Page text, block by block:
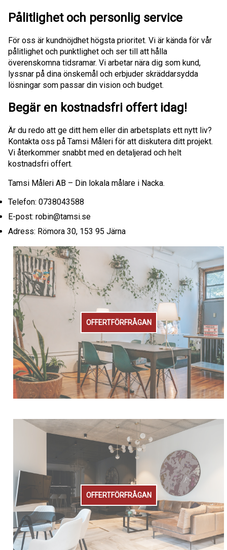
Pålitlighet och personlig service
För oss är kundnöjdhet högsta prioritet. Vi är kända för vår
pålitlighet och punktlighet och ser till att hålla
överenskomna tidsramar. Vi arbetar nära dig som kund,
lyssnar på dina önskemål och erbjuder skräddarsydda
lösningar som passar din vision och budget.
Begär en kostnadsfri offert idag!
Är du redo att ge ditt hem eller din arbetsplats ett nytt liv?
Kontakta oss på Tamsi Måleri för att diskutera ditt projekt.
Vi återkommer snabbt med en detaljerad och helt
kostnadsfri offert.
Tamsi Måleri AB – Din lokala målare i Nacka.
Telefon: 0738043588
E-post: robin@tamsi.se
Adress: Römora 30, 153 95 Järna
OFFERTFÖRFRÅGAN
OFFERTFÖRFRÅGAN